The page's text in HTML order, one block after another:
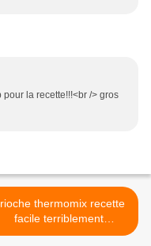
la recette!!!<br /> gros
thermomix recette
facile terriblement
moelleuse >